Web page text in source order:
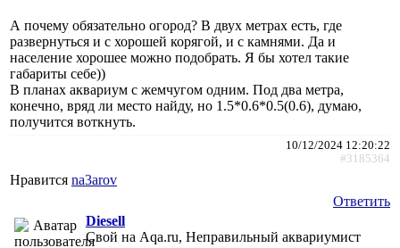
А почему обязательно огород? В двух метрах есть, где
развернуться и с хорошей корягой, и с камнями. Да и
население хорошее можно подобрать. Я бы хотел такие
габариты себе))
В планах аквариум с жемчугом одним. Под два метра,
конечно, вряд ли место найду, но 1.5*0.6*0.5(0.6), думаю,
получится воткнуть.
10/12/2024 12:20:22
#3185364
Нравится na3arov
Ответить
Diesell
Свой на Aqa.ru, Неправильный аквариумист